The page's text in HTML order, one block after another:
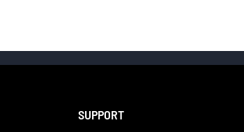
SUPPORT